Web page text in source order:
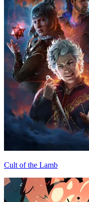
Cult of the Lamb